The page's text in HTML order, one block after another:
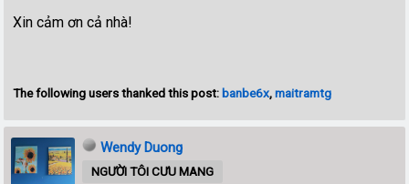
Xin cảm ơn cả nhà!
The following users thanked this post: banbe6x,maitramtg
Wendy Duong
NGƯỜI TÔI CƯU MANG